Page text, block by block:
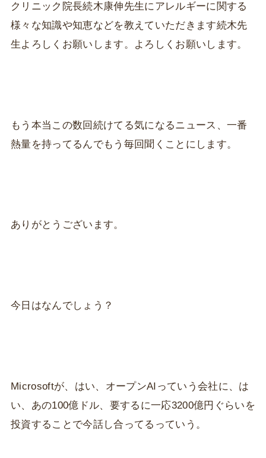
クリニック院長続木康伸先生にアレルギーに関する
様々な知識や知恵などを教えていただきます続木先
生よろしくお願いします。よろしくお願いします。
もう本当この数回続けてる気になるニュース、一番
熱量を持ってるんでもう毎回聞くことにします。
ありがとうございます。
今日はなんでしょう？
Microsoftが、はい、オープンAIっていう会社に、は
い、あの100億ドル、要するに一応3200億円ぐらいを
投資することで今話し合ってるっていう。